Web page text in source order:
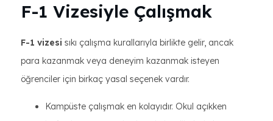
F-1 Vizesiyle Çalışmak
F-1 vizesi sıkı çalışma kurallarıyla birlikte gelir, ancak
para kazanmak veya deneyim kazanmak isteyen
öğrenciler için birkaç yasal seçenek vardır.
Kampüste çalışmak en kolayıdır. Okul açıkken